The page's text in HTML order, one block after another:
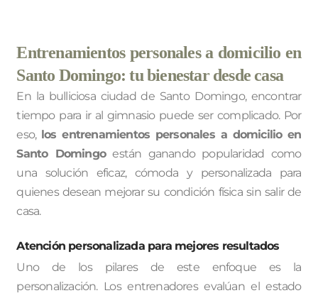
Entrenamientos personales a domicilio en
Santo Domingo: tu bienestar desde casa
En la bulliciosa ciudad de Santo Domingo, encontrar
tiempo para ir al gimnasio puede ser complicado. Por
eso, los entrenamientos personales a domicilio en
Santo Domingoestán ganando popularidad como
una solución eficaz, cómoda y personalizada para
quienes desean mejorar su condición física sin salir de
casa.
Atención personalizada para mejores resultados
Uno de los pilares de este enfoque es la
personalización. Los entrenadores evalúan el estado